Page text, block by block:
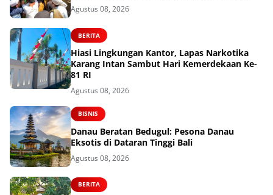
Agustus 08, 2026
BERITA
Hiasi Lingkungan Kantor, Lapas Narkotika
Karang Intan Sambut Hari Kemerdekaan Ke-
81 RI
Agustus 08, 2026
BISNIS
Danau Beratan Bedugul: Pesona Danau
Eksotis di Dataran Tinggi Bali
Agustus 08, 2026
BERITA